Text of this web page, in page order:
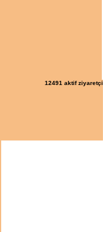
12491 aktif ziyaretçi